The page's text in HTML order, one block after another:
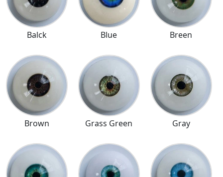
Balck Blue Breen
Brown Grass Green Gray